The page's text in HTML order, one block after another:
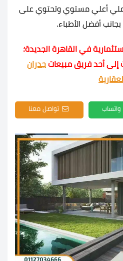
أعلي مستوي وتحتوي على
بجانب أفضل الأطباء.
في القاهرة الجديدة؛
إلى أحد فريق مبيعات جدران
واتساب تواصل معنا